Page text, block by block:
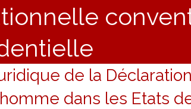
de la
dans les Etats